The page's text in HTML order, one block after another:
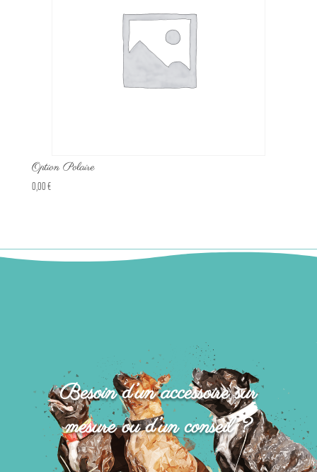
Option Polaire
0,00€
Besoin d’un accessoire sur
mesure ou d’un conseil ?